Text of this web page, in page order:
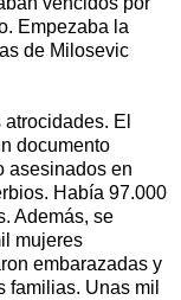
Empezaba la
de Milosevic
El
documento
asesinados en
Había 97.000
Además, se
mujeres
embarazadas y
familias. Unas mil